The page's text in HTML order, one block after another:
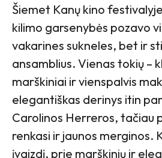
Šiemet Kanų kino
kilimo garsenybės pozavo
vakarines sukneles, bet ir
ansamblius. Vienas tokių –
marškiniai ir vienspalvis
elegantiškas derinys itin
Carolinos Herreros, tačiau
renkasi ir jaunos merginos.
įvaizdį, prie marškinių ir